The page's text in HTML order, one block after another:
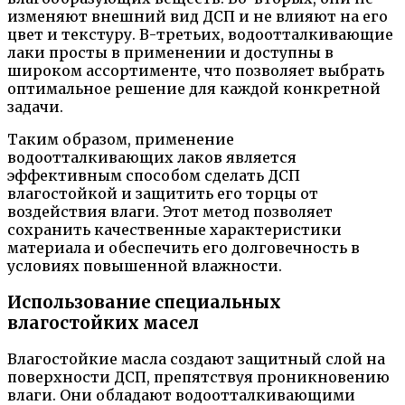
изменяют внешний вид ДСП и не влияют на его
цвет и текстуру. В-третьих, водоотталкивающие
лаки просты в применении и доступны в
широком ассортименте, что позволяет выбрать
оптимальное решение для каждой конкретной
задачи.
Таким образом, применение
водоотталкивающих лаков является
эффективным способом сделать ДСП
влагостойкой и защитить его торцы от
воздействия влаги. Этот метод позволяет
сохранить качественные характеристики
материала и обеспечить его долговечность в
условиях повышенной влажности.
Использование специальных
влагостойких масел
Влагостойкие масла создают защитный слой на
поверхности ДСП, препятствуя проникновению
влаги. Они обладают водоотталкивающими